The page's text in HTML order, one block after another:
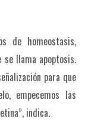
de homeostasis,
se llama apoptosis.
para que
empecemos las
indica.